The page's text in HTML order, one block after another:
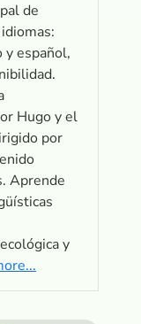
de
y español,
Hugo y el
por
Aprende
y